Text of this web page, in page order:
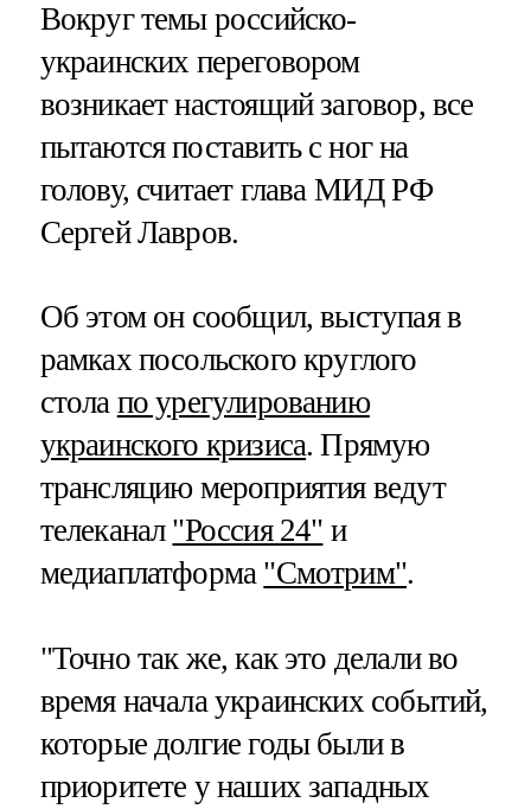
Вокруг темы российско-
украинских переговором
возникает настоящий заговор, все
пытаются поставить с ног на
голову, считает глава МИД РФ
Сергей Лавров.
Об этом он сообщил, выступая в
рамках посольского круглого
стола по урегулированию
украинского кризиса. Прямую
трансляцию мероприятия ведут
телеканал "Россия 24" и
медиаплатформа "Смотрим".
"Точно так же, как это делали во
время начала украинских событий,
которые долгие годы были в
приоритете у наших западных